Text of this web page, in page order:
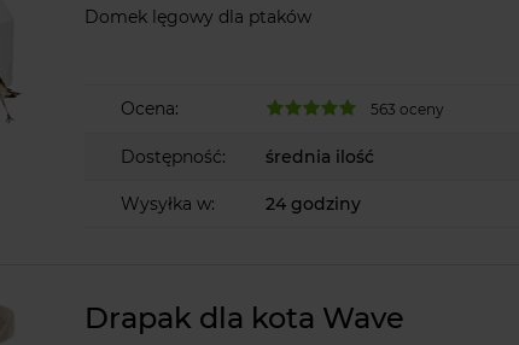
Domek lęgowy dla ptaków
Ocena: 563 oceny
Dostępność: średnia ilość
Wysyłka w: 24 godziny
Drapak dla kota Wave